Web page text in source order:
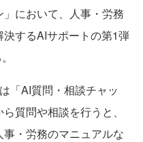
において、人事・労務
するAIサポートの第1弾
「AI質問・相談チャッ
質問や相談を行うと、
・労務のマニュアルな